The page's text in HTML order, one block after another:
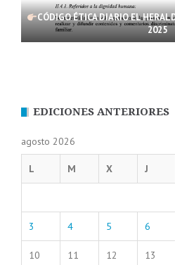
CÓDIGO ÉTICA DIARIO EL
2025
EDICIONES ANTERIORES
agosto 2026
L M X J
3 4 5 6
10 11 12 13